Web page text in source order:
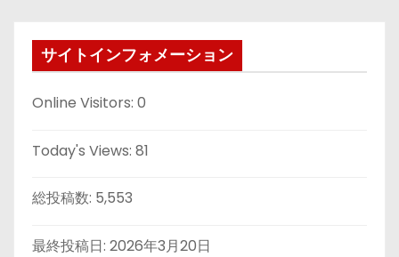
サイトインフォメーション
Online Visitors: 0
Today's Views: 81
総投稿数: 5,553
最終投稿日: 2026年3月20日